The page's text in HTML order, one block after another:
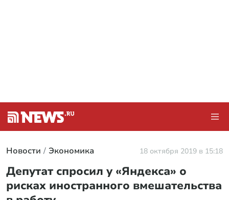
Новости Экономика 18 октября 2019 в 15:18
Депутат спросил у «Яндекса» о
рисках иностранного вмешательства